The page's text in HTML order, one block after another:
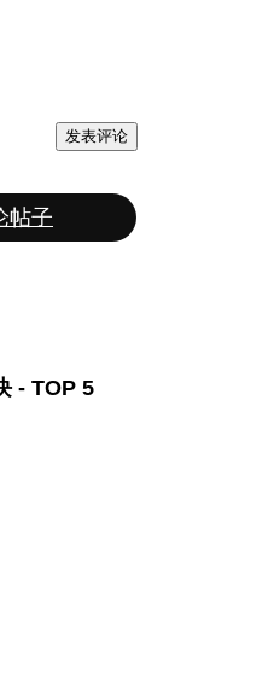
发表评论
帖子
- TOP 5